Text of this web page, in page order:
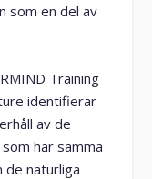
som en del av
Training
identifierar
av de
har samma
de naturliga